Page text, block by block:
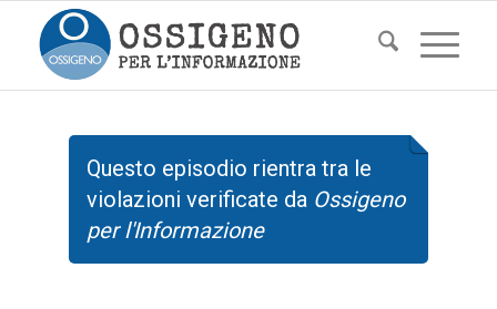
Questo episodio rientra tra le
violazioni verificate da Ossigeno
per l'Informazione